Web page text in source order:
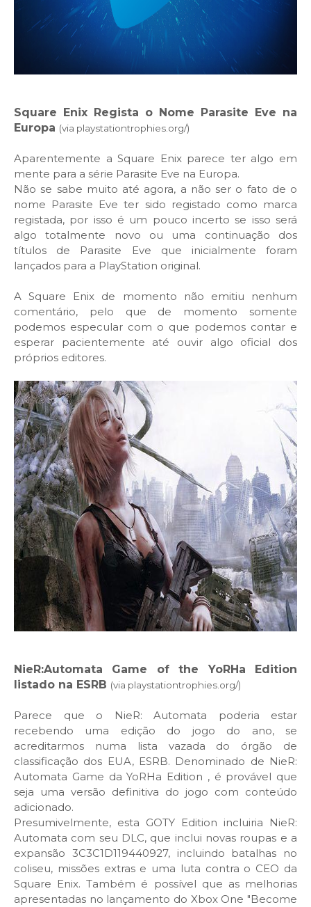
Square Enix Regista o Nome Parasite Eve na
Europa (via playstationtrophies.org/)
Aparentemente a Square Enix parece ter algo em
mente para a série Parasite Eve na Europa.
Não se sabe muito até agora, a não ser o fato de o
nome Parasite Eve ter sido registado como marca
registada, por isso é um pouco incerto se isso será
algo totalmente novo ou uma continuação dos
títulos de Parasite Eve que inicialmente foram
lançados para a PlayStation original.
A Square Enix de momento não emitiu nenhum
comentário, pelo que de momento somente
podemos especular com o que podemos contar e
esperar pacientemente até ouvir algo oficial dos
próprios editores.
NieR:Automata Game of the YoRHa Edition
listado na ESRB (via playstationtrophies.org/)
Parece que o NieR: Automata poderia estar
recebendo uma edição do jogo do ano, se
acreditarmos numa lista vazada do órgão de
classificação dos EUA, ESRB. Denominado de NieR:
Automata Game da YoRHa Edition , é provável que
seja uma versão definitiva do jogo com conteúdo
adicionado.
Presumivelmente, esta GOTY Edition incluiria NieR:
Automata com seu DLC, que inclui novas roupas e a
expansão 3C3C1D119440927, incluindo batalhas no
coliseu, missões extras e uma luta contra o CEO da
Square Enix. Também é possível que as melhorias
apresentadas no lançamento do Xbox One "Become